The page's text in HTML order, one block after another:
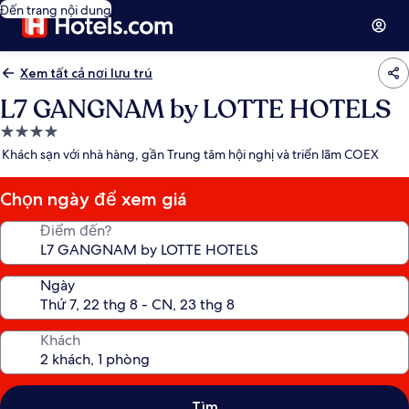
Đến trang nội dung
Xem tất cả nơi lưu trú
L7 GANGNAM by LOTTE HOTELS
Nơi
lưu
4.0
sao
Khách sạn với nhà hàng, gần Trung tâm hội nghị và triển lãm COEX
Chọn ngày để xem giá
Điểm đến?
Ngày
Khách